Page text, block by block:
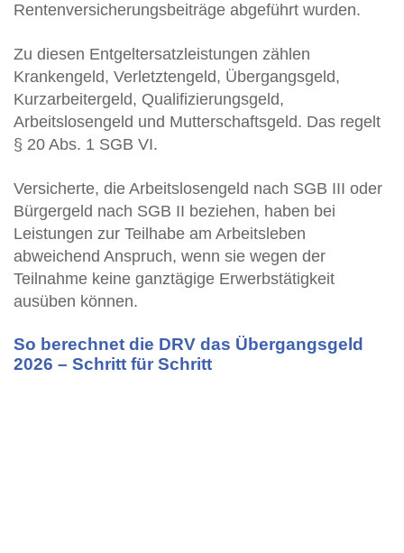
Rentenversicherungsbeiträge abgeführt wurden.
Zu diesen Entgeltersatzleistungen zählen
Krankengeld, Verletztengeld, Übergangsgeld,
Kurzarbeitergeld, Qualifizierungsgeld,
Arbeitslosengeld und Mutterschaftsgeld. Das regelt
§ 20 Abs. 1 SGB VI.
Versicherte, die Arbeitslosengeld nach SGB III oder
Bürgergeld nach SGB II beziehen, haben bei
Leistungen zur Teilhabe am Arbeitsleben
abweichend Anspruch, wenn sie wegen der
Teilnahme keine ganztägige Erwerbstätigkeit
ausüben können.
So berechnet die DRV das Übergangsgeld
2026 – Schritt für Schritt